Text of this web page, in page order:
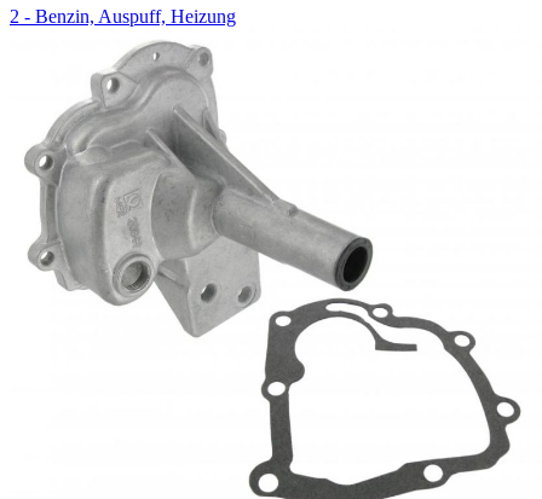
2 - Benzin, Auspuff, Heizung